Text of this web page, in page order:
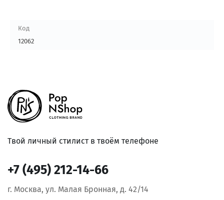
Код
12062
Твой личный стилист в твоём телефоне
+7 (495) 212-14-66
г. Москва, ул. Малая Бронная, д. 42/14